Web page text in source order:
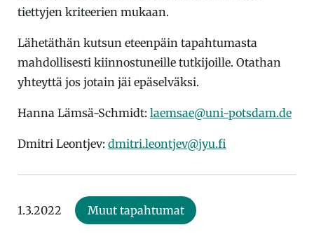
tiettyjen kriteerien mukaan.
Lähetäthän kutsun eteenpäin tapahtumasta
mahdollisesti kiinnostuneille tutkijoille. Otathan
yhteyttä jos jotain jäi epäselväksi.
Hanna Lämsä-Schmidt: laemsae@uni-potsdam.de
Dmitri Leontjev: dmitri.leontjev@jyu.fi
1.3.2022 Muut tapahtumat